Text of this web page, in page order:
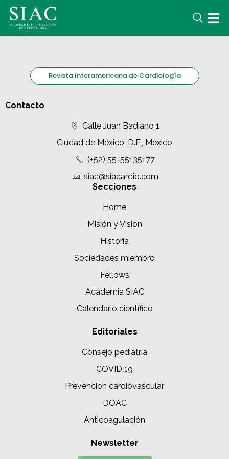
Revista Interamericana de Cardiología
Contacto
Calle Juan Badiano 1
Ciudad de México, D.F., México
(+52) 55-55135177
siac@siacardio.com
Secciones
Home
Misión y Visión
Historia
Sociedades miembro
Fellows
Academia SIAC
Calendario científico
Editoriales
Consejo pediatría
COVID 19
Prevención cardiovascular
DOAC
Anticoagulación
Newsletter